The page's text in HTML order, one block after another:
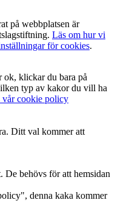
på webbplatsen är
Läs om hur vi
för cookies.
klickar du bara på
typ av kakor du vill ha
vår cookie policy
Ditt val kommer att
De behövs för att hemsidan
denna kaka kommer